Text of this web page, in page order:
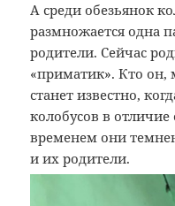
А среди обезьянок
размножается одна
родители. Сейчас
«приматик». Кто он,
станет известно,
колобусов в
временем они
и их родители.